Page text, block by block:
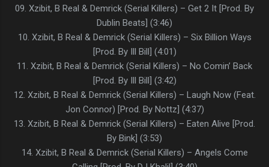
09. Xzibit, B Real & Demrick (Serial Killers) – Get 2 It [Prod. By
Dublin Beats] (3:46)
10. Xzibit, B Real & Demrick (Serial Killers) – Six Billion Ways
[Prod. By Ill Bill] (4:01)
11. Xzibit, B Real & Demrick (Serial Killers) – No Comin’ Back
[Prod. By Ill Bill] (3:42)
12. Xzibit, B Real & Demrick (Serial Killers) – Laugh Now (Feat.
Jon Connor) [Prod. By Nottz] (4:37)
13. Xzibit, B Real & Demrick (Serial Killers) – Eaten Alive [Prod.
By Bink] (3:53)
14. Xzibit, B Real & Demrick (Serial Killers) – Angels Come